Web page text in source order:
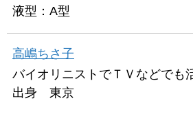
液型：A型
高嶋ちさ子
バイオリニストでＴＶなどで
出身 東京